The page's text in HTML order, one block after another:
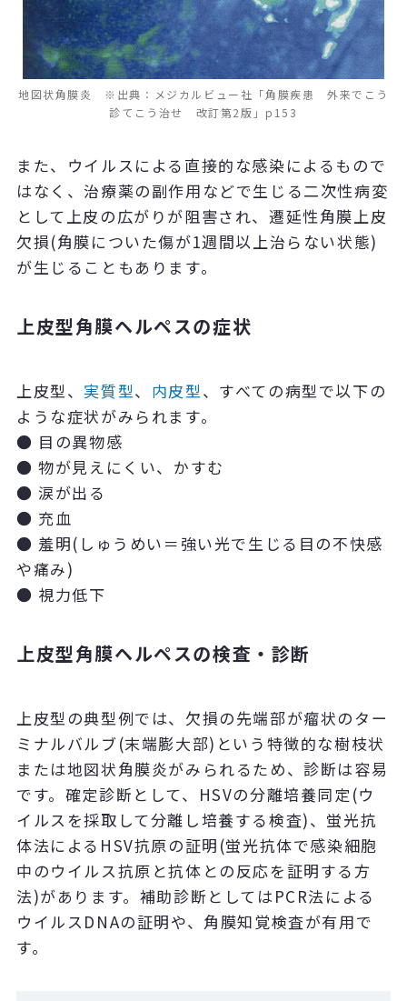
地図状角膜炎 ※出典：メジカルビュー社「角膜疾患 外来でこう
診てこう治せ 改訂第2版」p153
また、ウイルスによる直接的な感染によるもので
はなく、治療薬の副作用などで生じる二次性病変
として上皮の広がりが阻害され、遷延性角膜上皮
欠損(角膜についた傷が1週間以上治らない状態)
が生じることもあります。
上皮型角膜ヘルペスの症状
上皮型、 実質型、 内皮型、すべての病型で以下の
ような症状がみられます。
● 目の異物感
● 物が見えにくい、かすむ
● 涙が出る
● 充血
● 羞明(しゅうめい＝強い光で生じる目の不快感
や痛み)
● 視力低下
上皮型角膜ヘルペスの検査・診断
上皮型の典型例では、欠損の先端部が瘤状のター
ミナルバルブ(末端膨大部)という特徴的な樹枝状
または地図状角膜炎がみられるため、診断は容易
です。確定診断として、HSVの分離培養同定(ウ
イルスを採取して分離し培養する検査)、蛍光抗
体法によるHSV抗原の証明(蛍光抗体で感染細胞
中のウイルス抗原と抗体との反応を証明する方
法)があります。補助診断としてはPCR法による
ウイルスDNAの証明や、角膜知覚検査が有用で
す。